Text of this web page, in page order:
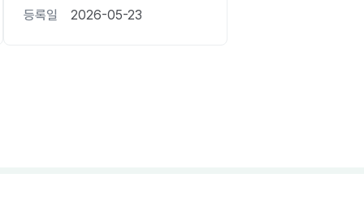
등록일
2026-05-23